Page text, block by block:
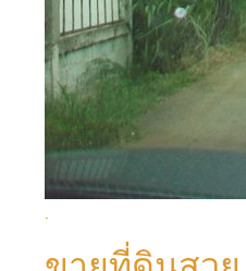
.